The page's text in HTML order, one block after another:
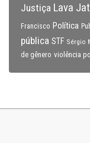
Justiça Lava
Francisco Política
pública STF Sérgio
de gênero violência